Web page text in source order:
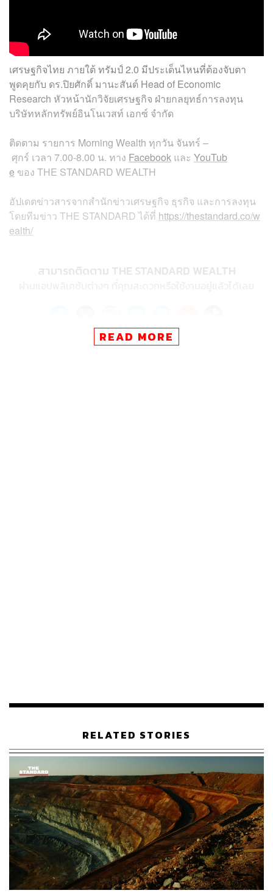
เศรษฐกิจไทย ภายใต้ ทรัมป์ 2.0 มีประเด็นไหนที่ต้องจับตา
พูดคุยกับ ดร.ปิยศักดิ์ มานะสันต์ Head of Economic
Research หัวหน้านักวิจัยเศรษฐกิจ ฝ่ายกลยุทธ์การลงทุน
บริษัทหลักทรัพย์อินโนเวสท์ เอกซ์ จำกัด
ติดตาม รายการ Morning Wealth ทุกวัน จันทร์ –
ศุกร์ เวลา 7.00-8.00 น. ทาง Facebook และ YouTub
e ของ THE STANDARD WEALTH
อัปเดตข่าวสารจากสำนักข่าวเศรษฐกิจ ธุรกิจ และการลงทุน
โดยทีมข่าว THE STANDARDได้ที่ https://thestandard.co/w
ealth/
สามารถติดตาม THE STANDARD WEALTH
READ MORE
RELATED STORIES